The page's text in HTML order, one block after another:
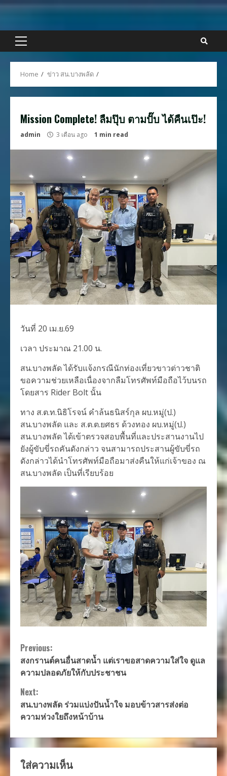
Skip
content
Primary
Home ข่าว สน.บางพลัด
Mission Complete! ลืมปุ๊บ ตามปั๊บ ได้คืนเป๊ะ!
admin 3 เดือน ago 1 min read
วันที่ 20 เม.ย.69
เวลา ประมาณ 21.00 น.
สน.บางพลัด ได้รับแจ้งกรณีนักท่องเที่ยวขาวต่าวชาติ
ขอความช่วยเหลือเนื่องจากลืมโทรศัพท์มือถือไว้บนรถ
โดยสาร Rider Bolt นั้น
ทาง ส.ต.ท.นิธิโรจน์ คำล้นธนิสร์กุล ผบ.หมู่(ป.)
สน.บางพลัด และ ส.ต.ต.ยศธร ด้วงทอง ผบ.หมู่(ป.)
สน.บางพลัด ได้เข้าตรวจสอบพื้นที่และประสานงานไป
ยังผู้ขับขี่รถคันดังกล่าว จนสามารถประสานผู้ขับขี่รถ
ดังกล่าวได้นำโทรศัพท์มือถือมาส่งคืนให้แก่เจ้าของ ณ
สน.บางพลัด เป็นที่เรียบร้อย
Continue
Reading
Previous:
สงกรานต์คนอื่นสาดน้ำ แต่เราขอสาดความใส่ใจ ดูแล
ความปลอดภัยให้กับประชาชน
Next:
สน.บางพลัด ร่วมแบ่งปันน้ำใจ มอบข้าวสารส่งต่อ
ความห่วงใยถึงหน้าบ้าน
ใส่ความเห็น